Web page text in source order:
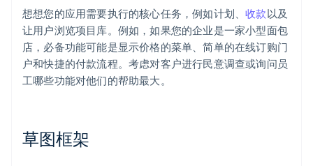
想想您的应用需要执行的核心任务，例如计划、收款以及
让用户浏览项目库。例如，如果您的企业是一家小型面包
店，必备功能可能是显示价格的菜单、简单的在线订购门
户和快捷的付款流程。考虑对客户进行民意调查或询问员
工哪些功能对他们的帮助最大。
草图框架